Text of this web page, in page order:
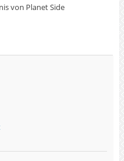
von Planet Side